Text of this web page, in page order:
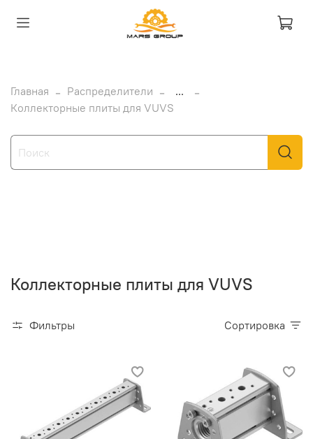
Главная Распределители
...
Коллекторные плиты для VUVS
Коллекторные плиты для VUVS
Фильтры Сортировка